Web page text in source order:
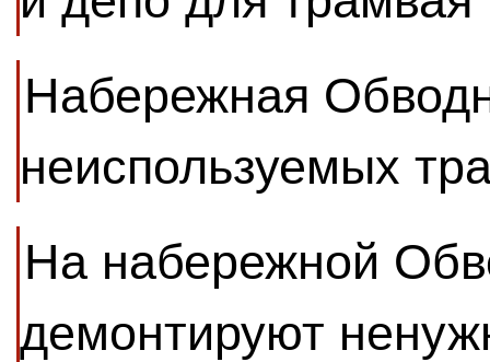
Набережная
неиспользуемых
На набережной
демонтируют